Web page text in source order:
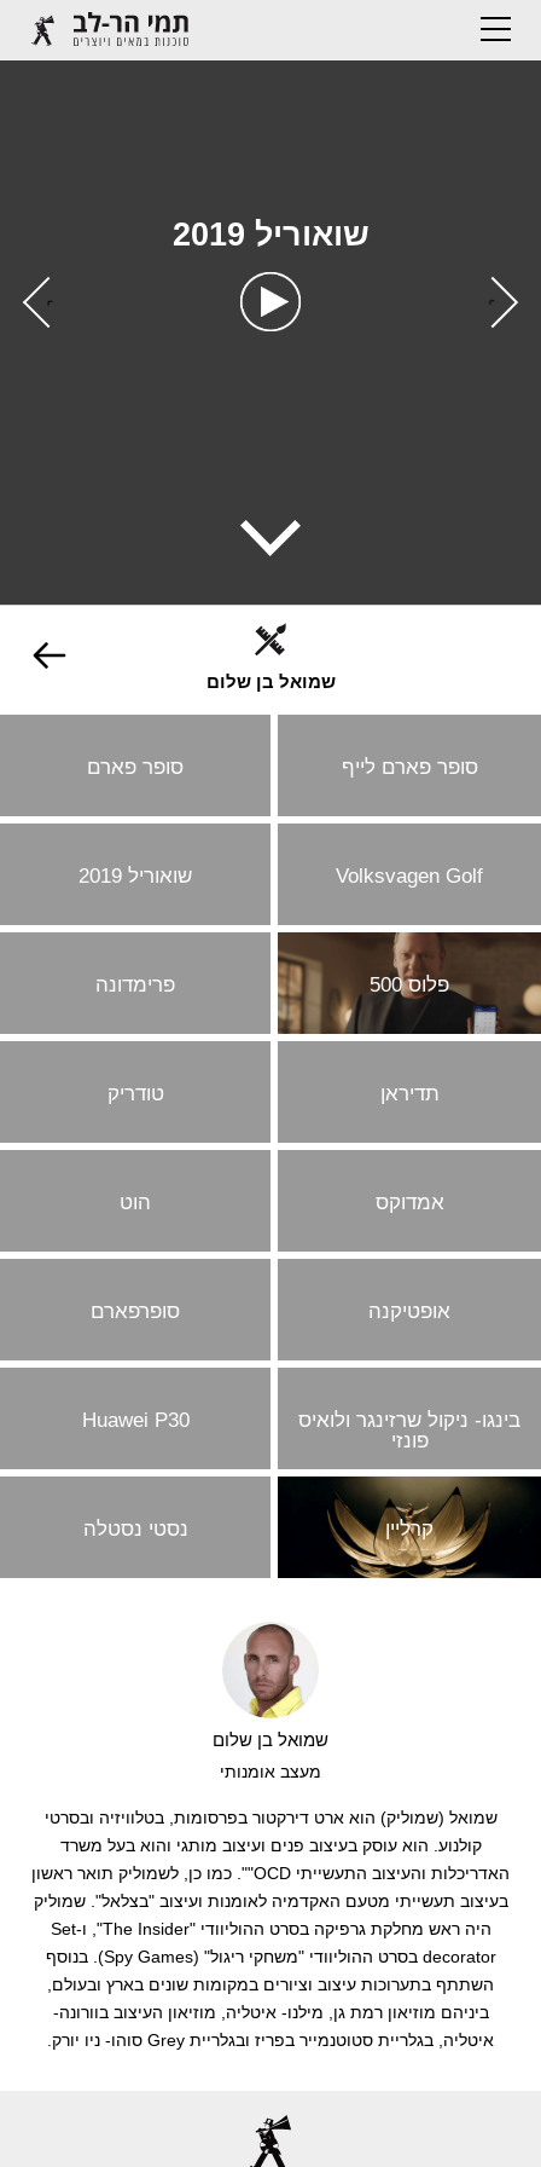
שואוריל 2019
‹
›
שמואל בן שלום
סופר פארם לייף סופר פארם
Volksvagen Golf שואוריל 2019
פלוס 500 פרימדונה
תדיראן טודריק
אמדוקס הוט
אופטיקנה סופרפארם
בינגו- ניקול שרזינגר ולואיס
פונזי
Huawei P30
קרליין נסטי נסטלה
שמואל בן שלום
מעצב אומנותי
שמואל (שמוליק) הוא ארט דירקטור בפרסומות, בטלוויזיה ובסרטי
קולנוע. הוא עוסק בעיצוב פנים ועיצוב מותגי והוא בעל משרד
האדריכלות והעיצוב התעשייתי OCD"". כמו כן, לשמוליק תואר ראשון
בעיצוב תעשייתי מטעם האקדמיה לאומנות ועיצוב "בצלאל". שמוליק
היה ראש מחלקת גרפיקה בסרט ההוליוודי "The Insider", ו-Set
decorator בסרט ההוליוודי "משחקי ריגול" (Spy Games). בנוסף
השתתף בתערוכות עיצוב וציורים במקומות שונים בארץ ובעולם,
ביניהם מוזיאון רמת גן, מילנו- איטליה, מוזיאון העיצוב בוורונה-
איטליה, בגלריית סטוטנמייר בפריז ובגלריית Grey סוהו- ניו יורק.